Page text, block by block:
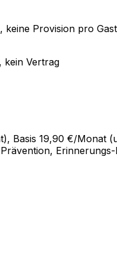
Provision pro
kein Vertrag
Basis 19,90 €/Monat